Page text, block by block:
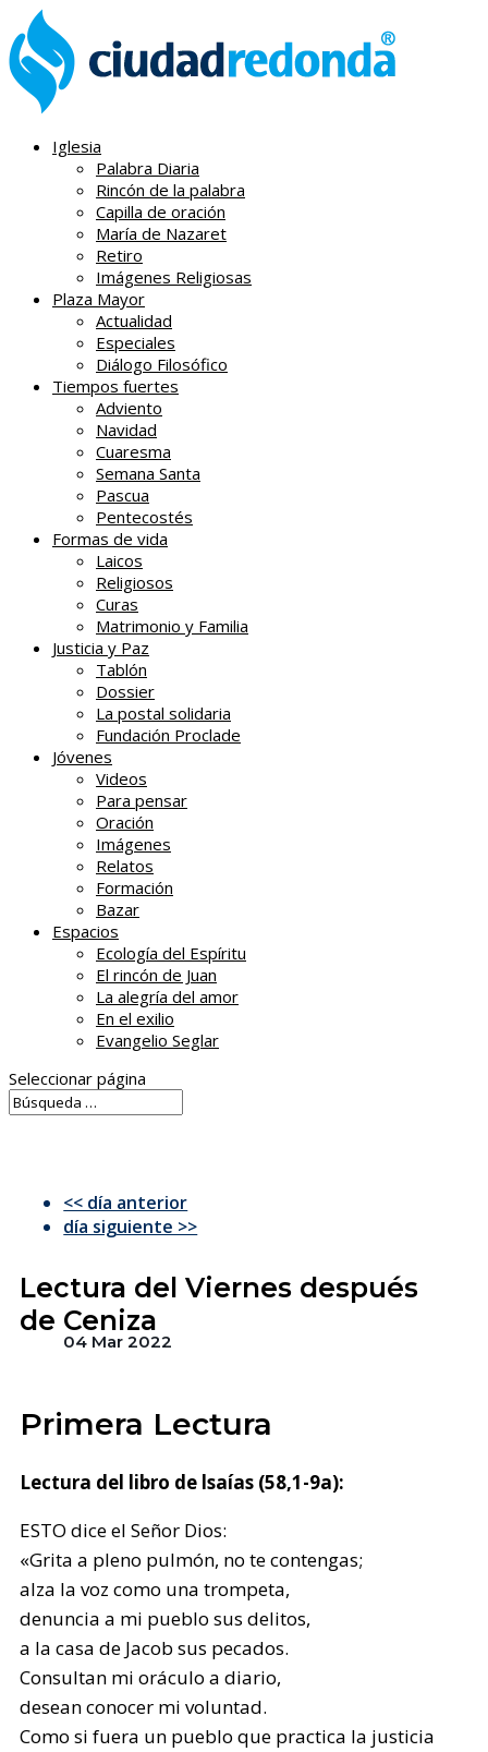
Iglesia
Palabra Diaria
Rincón de la palabra
Capilla de oración
María de Nazaret
Retiro
Imágenes Religiosas
Plaza Mayor
Actualidad
Especiales
Diálogo Filosófico
Tiempos fuertes
Adviento
Navidad
Cuaresma
Semana Santa
Pascua
Pentecostés
Formas de vida
Laicos
Religiosos
Curas
Matrimonio y Familia
Justicia y Paz
Tablón
Dossier
La postal solidaria
Fundación Proclade
Jóvenes
Videos
Para pensar
Oración
Imágenes
Relatos
Formación
Bazar
Espacios
Ecología del Espíritu
El rincón de Juan
La alegría del amor
En el exilio
Evangelio Seglar
Seleccionar página
<< día anterior
día siguiente >>
Lectura del Viernes después
de Ceniza
04 Mar 2022
Primera Lectura
Lectura del libro de lsaías (58,1-9a):
ESTO dice el Señor Dios:
«Grita a pleno pulmón, no te contengas;
alza la voz como una trompeta,
denuncia a mi pueblo sus delitos,
a la casa de Jacob sus pecados.
Consultan mi oráculo a diario,
desean conocer mi voluntad.
Como si fuera un pueblo que practica la justicia